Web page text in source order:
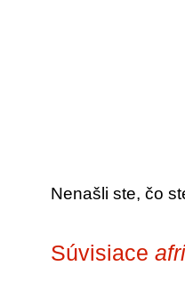
Nenašli ste, čo
Súvisiace